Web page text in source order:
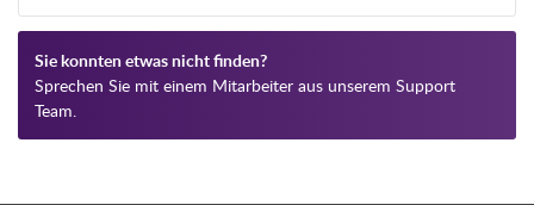
Sie konnten etwas nicht finden?
Sprechen Sie mit einem Mitarbeiter aus unserem Support
Team.